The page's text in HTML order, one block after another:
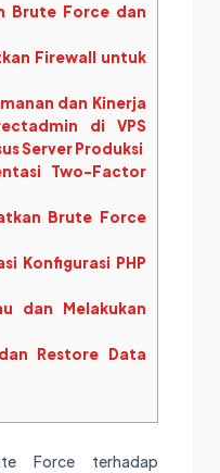
Brute Force dan
Firewall untuk
dan Kinerja
di VPS
Server Produksi
Two-Factor
Brute Force
Konfigurasi PHP
dan Melakukan
Restore Data
Force terhadap